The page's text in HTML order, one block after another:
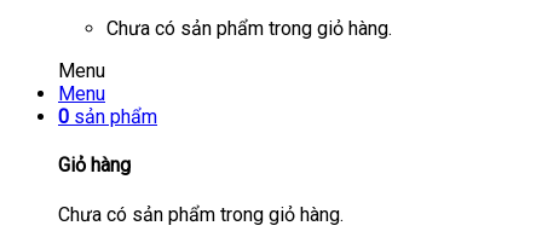
Chưa có sản phẩm trong giỏ hàng.
Menu
Menu
0 sản phẩm
Giỏ hàng
Chưa có sản phẩm trong giỏ hàng.